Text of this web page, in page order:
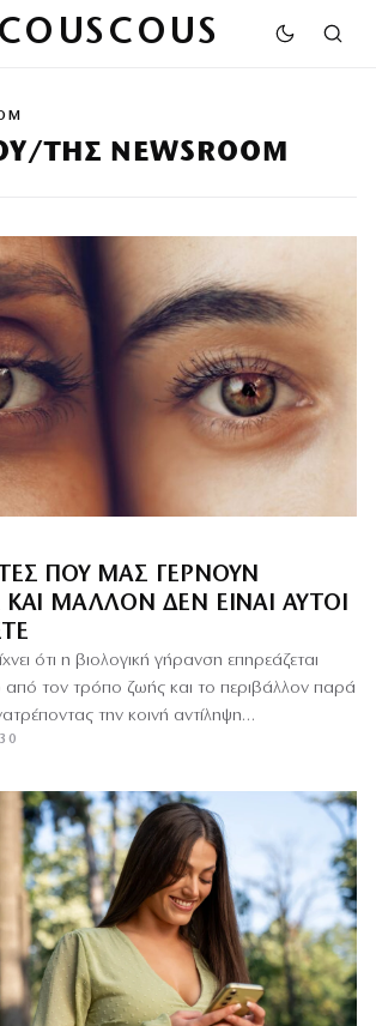
COUSCOUS
ΤΗΣ NEWSROOM
ΠΟΥ ΜΑΣ ΓΕΡΝΟΎΝ
ΚΑΙ ΜΆΛΛΟΝ ΔΕΝ ΕΊΝΑΙ ΑΥΤΟΊ
ότι η βιολογική γήρανση επηρεάζεται
από τον τρόπο ζωής και το περιβάλλον παρά
την κοινή αντίληψη…